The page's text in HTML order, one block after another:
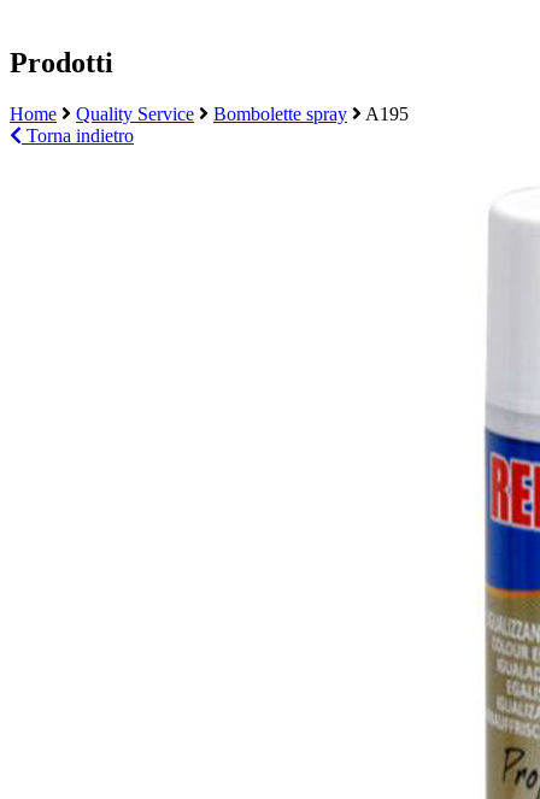
Prodotti
Home Quality Service Bombolette spray
A195
Torna indietro